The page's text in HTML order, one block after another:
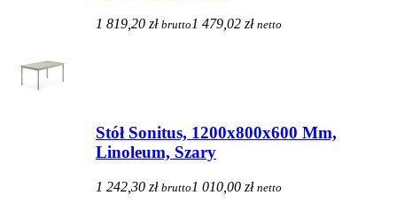
1 819,20 zł brutto 1 479,02 zł netto
Stół Sonitus, 1200x800x600 Mm,
Linoleum, Szary
1 242,30 zł brutto 1 010,00 zł netto